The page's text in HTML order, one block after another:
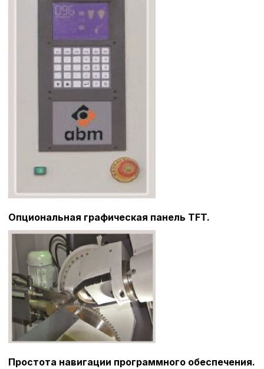
Опциональная графическая панель TFT.
Простота навигации программного обеспечения.